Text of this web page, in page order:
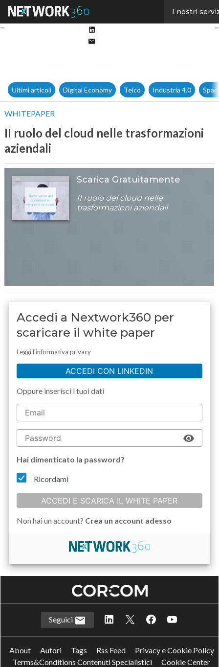
I nostri
Ultimi articoli Digital Economy Telco Industria 4.0
WHITEPAPER
II ruolo del cloud nelle trasformazioni
aziendali
Scarica Gratuitamente
II ruolo del cloud nelle
trasformazioni aziendali
Accedi a Nextwork360 per
scaricare il white paper
Leggi l'informativa privacy
ACCEDI CON LINKEDIN
Oppure inserisci i tuoi dati
Hai dimenticato la password?
Ricordami
ACCEDI E SCARICA IL WHITE PAPER
Non hai un account? Crea un account adesso
Seguici
About Autori Tags Rss Feed
Privacy e Cookie Policy
Terms&Conditions Contenuti Specialistici
Cookie Center